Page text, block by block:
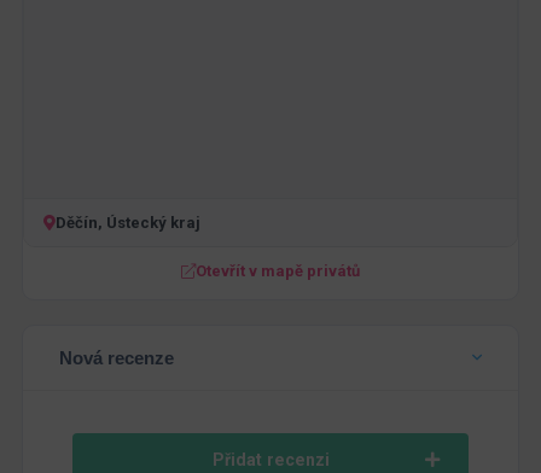
Děčín, Ústecký kraj
Otevřít v mapě privátů
Nová recenze
Přidat recenzi